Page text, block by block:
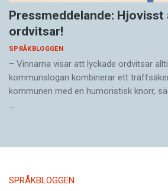
Pressmeddelande: Hjovisst
ordvitsar!
SPRÅKBLOGGEN
– Vinnarna visar att lyckade ordvitsar
kommunslogan kombinerar ett
kommunen med en humoristisk knorr,
…
SPRÅKBLOGGEN